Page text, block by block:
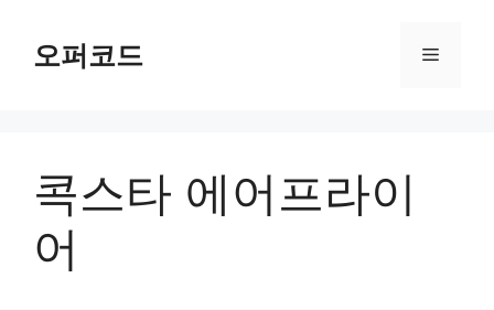
오퍼코드 메
콕스타 에어프라이
어